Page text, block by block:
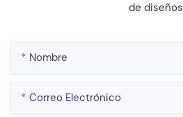
de diseños
Nombre
Correo Electrónico